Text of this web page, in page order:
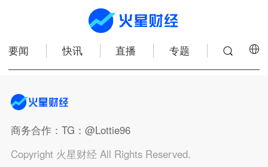
要闻 快讯 直播 专题
商务合作：TG：@Lottie96
Copyright 火星财经 All Rights Reserved.